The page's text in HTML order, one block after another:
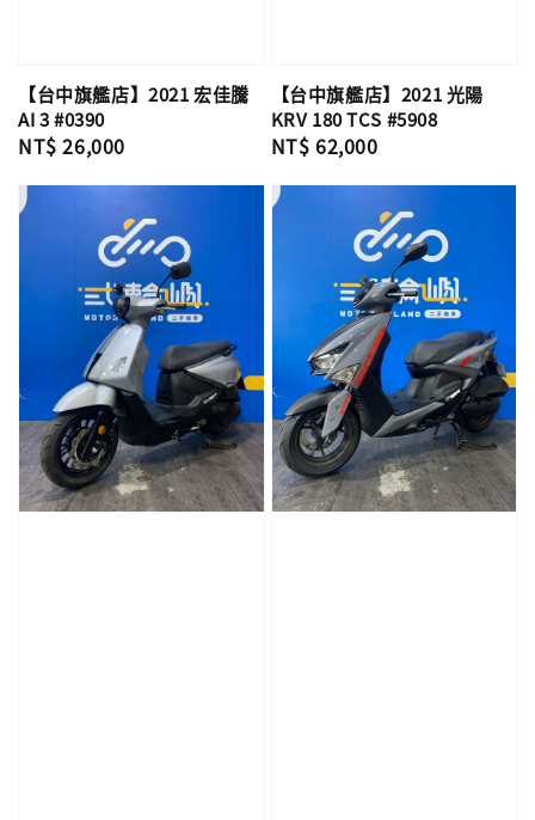
【台中旗艦店】2021 宏佳騰
AI 3 #0390
Regular
NT$ 26,000
【台中旗艦店】2021 光陽
KRV 180 TCS #5908
Regular
NT$ 62,000